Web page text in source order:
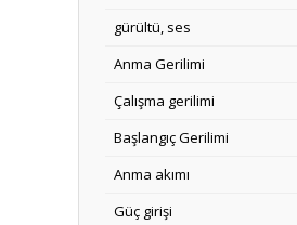
gürültü, ses
Anma Gerilimi
Çalışma gerilimi
Başlangıç ​​Gerilimi
Anma akımı
Güç girişi